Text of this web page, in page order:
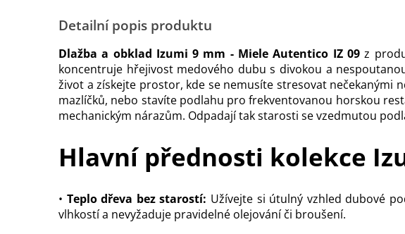
Detailní popis produktu
Dlažba a obklad Izumi 9 mm - Miele Autentico IZ 09z
koncentruje hřejivost medového dubu s divokou a
život a získejte prostor, kde se nemusíte stresovat
mazlíčků, nebo stavíte podlahu pro frekventovanou horskou
mechanickým nárazům. Odpadají tak starosti se vzedmutou
Hlavní přednosti kolekce
• Teplo dřeva bez starostí: Užívejte si útulný vzhled dubové
vlhkostí a nevyžaduje pravidelné olejování či broušení.